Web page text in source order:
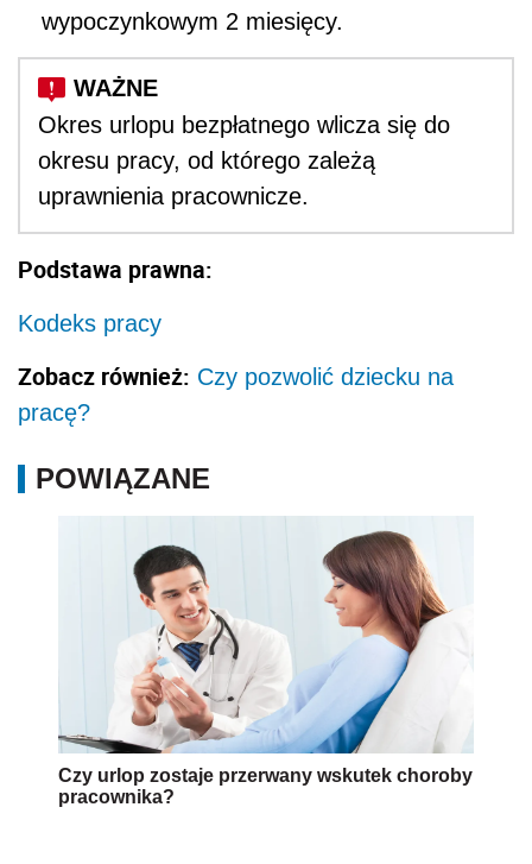
wypoczynkowym 2 miesięcy.
Okres urlopu bezpłatnego wlicza się do
okresu pracy, od którego zależą
uprawnienia pracownicze.
Podstawa prawna:
Kodeks pracy
Zobacz również: Czy pozwolić dziecku na
pracę?
POWIĄZANE
Czy urlop zostaje przerwany wskutek choroby
pracownika?